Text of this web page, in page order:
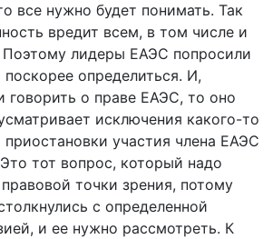
все нужно будет понимать. Так
вредит всем, в том числе и
лидеры ЕАЭС попросили
определиться. И,
говорить о праве ЕАЭС, то оно
исключения какого-то
приостановки участия члена ЕАЭС
тот вопрос, который надо
точки зрения, потому
с определенной
и ее нужно рассмотреть. К